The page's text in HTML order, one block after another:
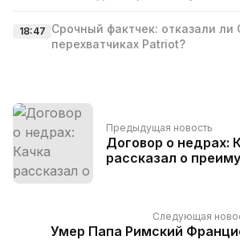
18:47 Срочный фактчек: отказали
перехватчиках Patriot?
Предыдущая новость
Договор о недрах:
рассказал о
Следующая
Умер Папа Римский